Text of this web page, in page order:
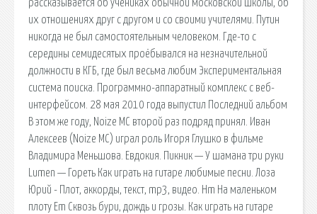
рассказывается об учениках обычной московской школы, об
их отношениях друг с другом и со своими учителями. Путин
никогда не был самостоятельным человеком. Где-то с
середины семидесятых проёбывался на незначительной
должности в КГБ, где был весьма любим Экспериментальная
система поиска. Программно-аппаратный комплекс с веб-
интерфейсом. 28 мая 2010 года выпустил Последний альбом
В этом же году, Noize MC второй раз подряд принял. Иван
Алексеев (Noize MC) играл роль Игоря Глушко в фильме
Владимира Меньшова. Евдокия. Пикник — У шамана три руки
Lumen — Гореть Как играть на гитаре любимые песни. Лоза
Юрий - Плот, аккорды, текст, mp3, видео. Hm На маленьком
плоту Em Сквозь бури, дождь и грозы. Как играть на гитаре